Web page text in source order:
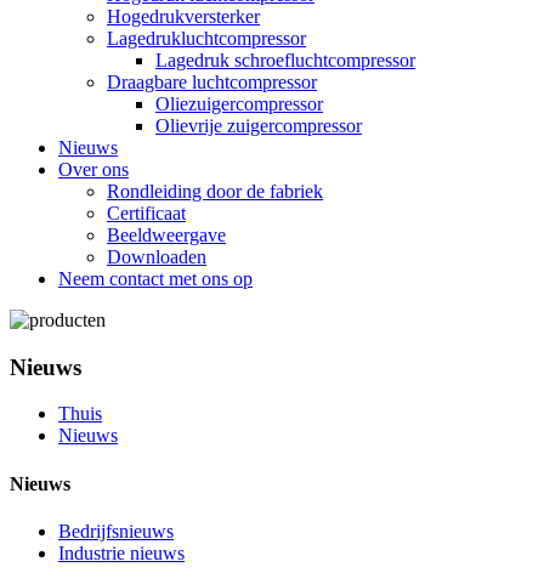
Hogedrukversterker
Lagedrukluchtcompressor
Lagedruk schroefluchtcompressor
Draagbare luchtcompressor
Oliezuigercompressor
Olievrije zuigercompressor
Nieuws
Over ons
Rondleiding door de fabriek
Certificaat
Beeldweergave
Downloaden
Neem contact met ons op
Nieuws
Thuis
Nieuws
Nieuws
Bedrijfsnieuws
Industrie nieuws